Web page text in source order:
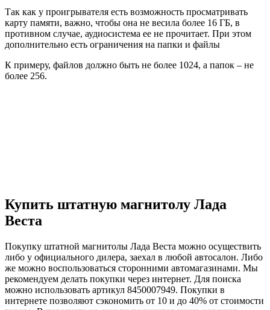
Так как у проигрывателя есть возможность просматривать
карту памяти, важно, чтобы она не весила более 16 ГБ, в
противном случае, аудиосистема ее не прочитает. При этом
дополнительно есть ограничения на папки и файлы
К примеру, файлов должно быть не более 1024, а папок – не
более 256.
Купить штатную магнитолу Лада
Веста
Покупку штатной магнитолы Лада Веста можно осуществить
либо у официального дилера, заехал в любой автосалон. Либо
же можно воспользоваться сторонними автомагазинами. Мы
рекомендуем делать покупки через интернет. Для поиска
можно использовать артикул 8450007949. Покупки в
интернете позволяют сэкономить от 10 и до 40% от стоимости